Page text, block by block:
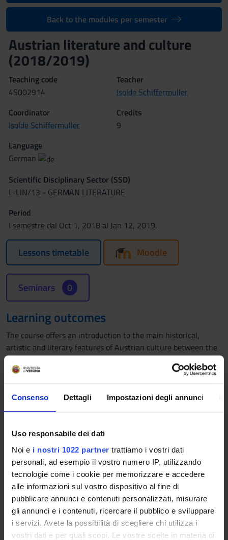
Consenso Dettagli Impostazioni degli annunci
Uso responsabile dei dati
Noi e i nostri 1022 partner trattiamo i vostri dati
personali, ad esempio il vostro numero IP, utilizzando
tecnologie come i cookie per memorizzare e accedere
alle informazioni sul vostro dispositivo al fine di
pubblicare annunci e contenuti personalizzati, misurare
gli annunci e i contenuti, ricercare il pubblico e sviluppare
i servizi. Avete la possibilità di scegliere chi utilizza i
vostri dati e per quali scopi. Le vostre scelte in materia di
Back to the modules per semester
Austrian literature and culture
(2018/2019)
Teaching code
4S002914
Teacher
Isolde Schiffermuller
Coordinator
Isolde Schiffermuller
Credits
9
Language
German
Scientific Disciplinary Sector (SSD)
L-LIN/13 - GERMAN LITERATURE
Period
I semestre dal Oct 1, 2018 al Jan 12, 2019.
Lessons timetable Moodle
Seminars 0
Learning outcomes
The course offers an introduction to the main historical,
artistic and literary features of Austrian culture between the
Nineteenth and Twentieth century, focusing in particular on
the distinctive cultural Austrian and Middle-European
topography (Vienna 1900, Kafka’s Prague and Salzburg) and
on the works of the most representative authors of this
period.
knowledge of the topics dealt with during the course,
regarding both the historical-literary period and the works in
original language; furthermore they will have to be able to
analyze and understand the texts and to show the abilities
developed during the course through a suitable competence in
German.
Program
The course (one module, "frontal" teaching) focuses on the